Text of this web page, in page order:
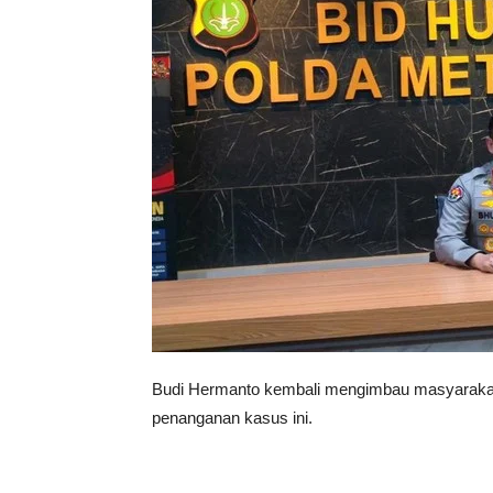
Budi Hermanto kembali mengimbau
penanganan kasus ini.